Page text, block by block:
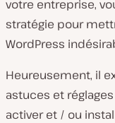
votre entreprise,
stratégie pour
WordPress
Heureusement, il
astuces et
activer et / ou